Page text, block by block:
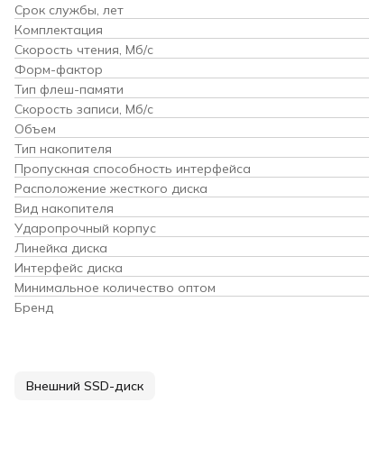
Срок службы, лет
Комплектация
Скорость чтения, Мб/с
Форм-фактор
Тип флеш-памяти
Скорость записи, Мб/с
Объем
Тип накопителя
Пропускная способность интерфейса
Расположение жесткого диска
Вид накопителя
Ударопрочный корпус
Линейка диска
Интерфейс диска
Минимальное количество оптом
Бренд
Внешний SSD-диск